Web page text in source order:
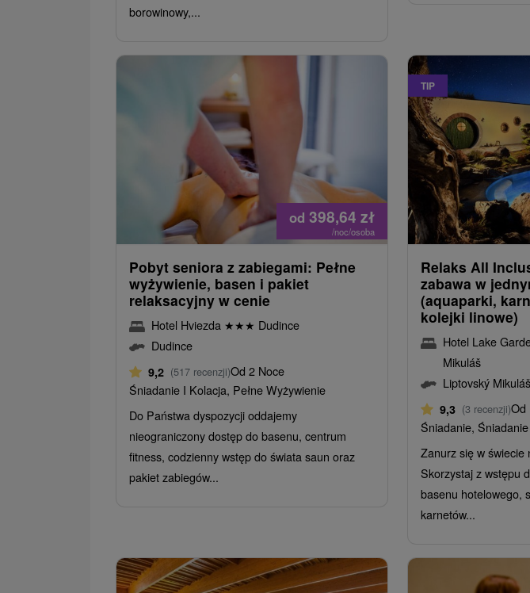
borowinowy,...
od 398,64 zł
/noc/osoba
Pobyt seniora z zabiegami: Pełne
wyżywienie, basen i pakiet
relaksacyjny w cenie
Hotel Hviezda ★★★ Dudince
Dudince
9,2 (517 recenzji)Od 2 Noce
Śniadanie I Kolacja, Pełne Wyżywienie
Do Państwa dyspozycji oddajemy
nieograniczony dostęp do basenu, centrum
fitness, codzienny wstęp do świata saun oraz
pakiet zabiegów...
TIP
Relaks All
zabawa w
(aquaparki,
kolejki linowe)
Hotel Lake
Mikuláš
Liptovský Mikuláš
9,3 (3 recenzji)Od
Śniadanie,
Zanurz się w świecie
Skorzystaj z wstępu
basenu hotelowego,
karnetów...